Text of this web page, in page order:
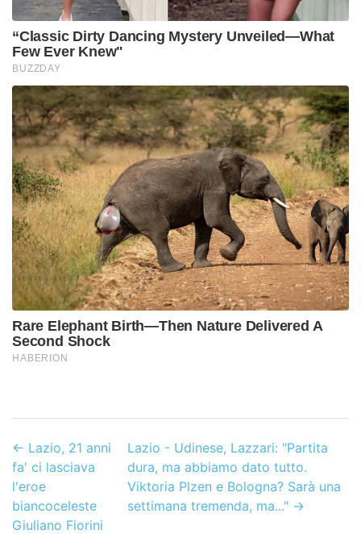
← Lazio, 21 anni
fa' ci lasciava
l'eroe
biancoceleste
Giuliano Fiorini
Lazio - Udinese, Lazzari: "Partita
dura, ma abbiamo dato tutto.
Viktoria Plzen e Bologna? Sarà una
settimana tremenda, ma..." →